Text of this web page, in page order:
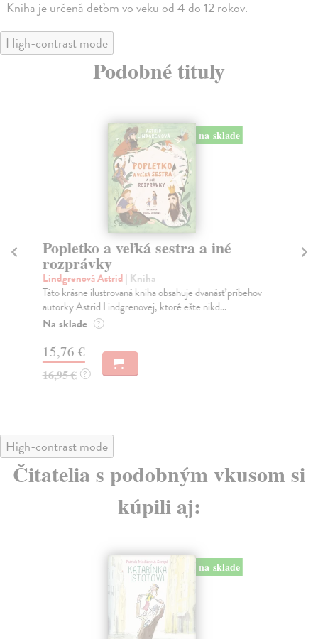
Kniha je určená deťom vo veku od 4 do 12 rokov.
High-contrast mode
Podobné tituly
na sklade
Popletko a veľká sestra a iné
rozprávky
Lindgrenová Astrid | Kniha
Táto krásne ilustrovaná kniha obsahuje dvanásť príbehov
autorky Astrid Lindgrenovej, ktoré ešte nikd...
Na sklade ?
15,76 €
16,95 € ?
High-contrast mode
Čitatelia s podobným vkusom si
kúpili aj:
na sklade